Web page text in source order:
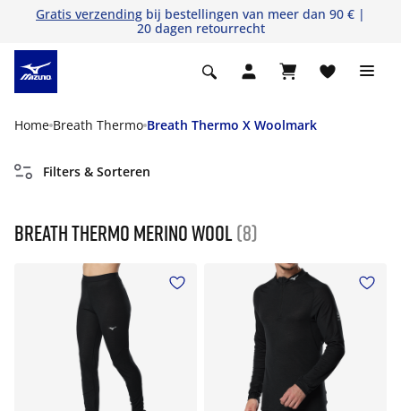
Gratis verzending bij bestellingen van meer dan 90 € |
20 dagen retourrecht
Home Breath Thermo Breath Thermo X Woolmark
Filters & Sorteren
Breath Thermo Merino Wool(8)